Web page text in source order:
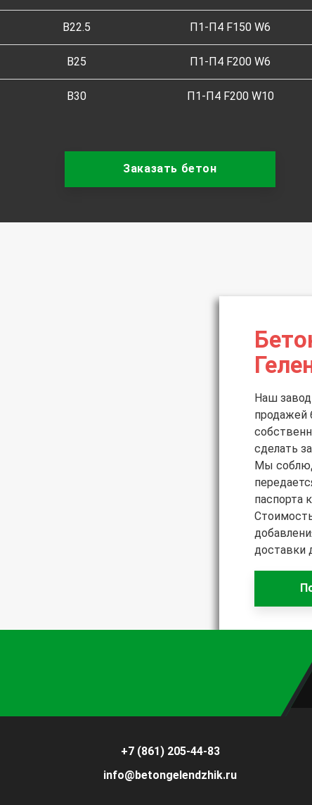
B22.5 П1-П4 F150 W6
B25 П1-П4 F200 W6
B30 П1-П4 F200 W10
Заказать бетон
Наш
продажей
сделать
Мы
паспорта
доставки
+7 (861) 205-44-83
info@betongelendzhik.ru